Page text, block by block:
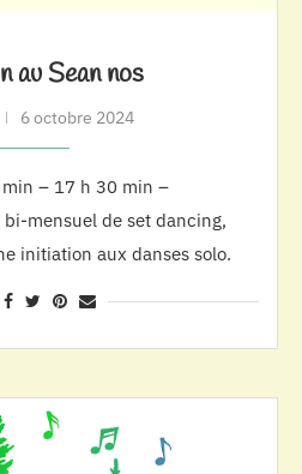
au Sean nos
6 octobre 2024
– 17 h 30 min –
mensuel de set dancing,
initiation aux danses solo.